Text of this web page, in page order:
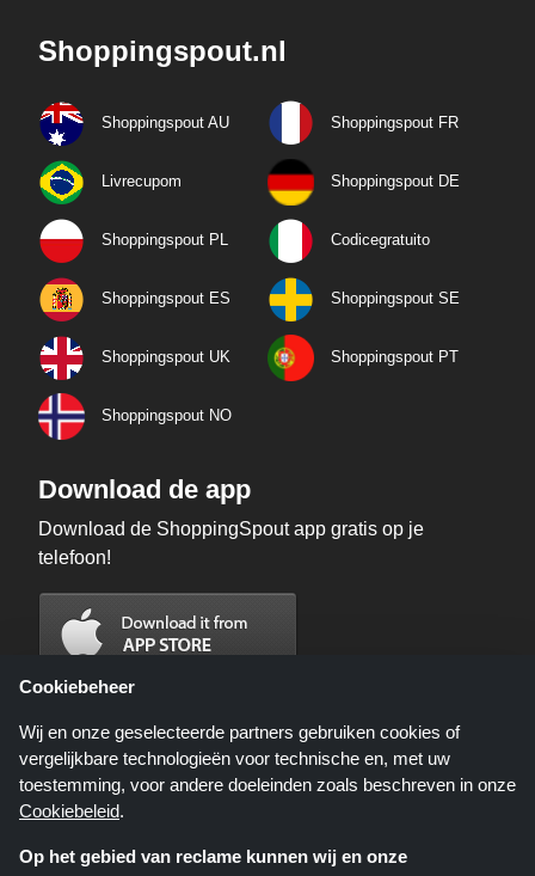
Shoppingspout.nl
Shoppingspout AU Shoppingspout FR
Livrecupom Shoppingspout DE
Shoppingspout PL Codicegratuito
Shoppingspout ES Shoppingspout SE
Shoppingspout UK Shoppingspout PT
Shoppingspout NO
Download de app
Download de ShoppingSpout app gratis op je
telefoon!
Cookiebeheer
Wij en onze geselecteerde partners gebruiken cookies of
vergelijkbare technologieën voor technische en, met uw
toestemming, voor andere doeleinden zoals beschreven in onze
Cookiebeleid.
Op het gebied van reclame kunnen wij en onze